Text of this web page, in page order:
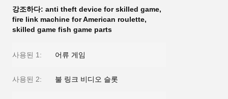
강조하다: anti theft device for skilled game,
fire link machine for American roulette,
skilled game fish game parts
사용된 1: 어류 게임
사용된 2: 불 링크 비디오 슬롯